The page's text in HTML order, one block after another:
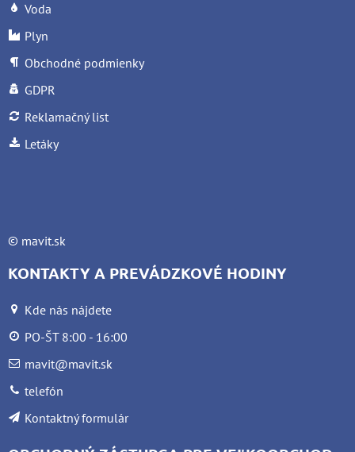
Voda
Plyn
Obchodné podmienky
GDPR
Reklamačný list
Letáky
© mavit.sk
KONTAKTY A PREVÁDZKOVÉ HODINY
Kde nás nájdete
PO-ŠT 8:00 - 16:00
mavit@mavit.sk
telefón
Kontaktný formulár